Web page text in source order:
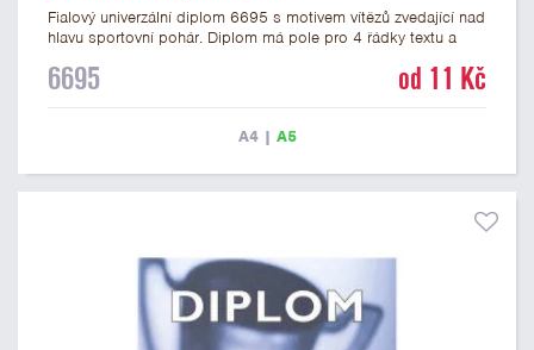
Fialový univerzální diplom 6695 s motivem vítězů zvedající nad
hlavu sportovní pohár. Diplom má pole pro 4 řádky textu a
formátu A4 a A5. Tento univerzální diplom je vhodný pro
motivem vítězů s pohárem má gramáž 250 g/m2.
6695 od 11 Kč
A4| A5